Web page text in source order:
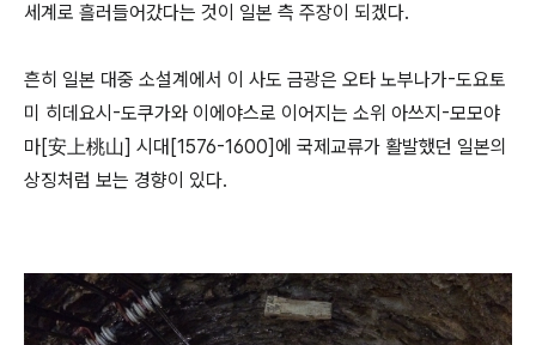
세계로 흘러들어갔다는 것이 일본 측 주장이 되겠다.
흔히 일본 대중 소설계에서 이 사도 금광은 오타 노부나가-도요토
미 히데요시-도쿠가와 이에야스로 이어지는 소위 아쓰지-모모야
마[安上桃山] 시대[1576-1600]에 국제교류가 활발했던 일본의
상징처럼 보는 경향이 있다.